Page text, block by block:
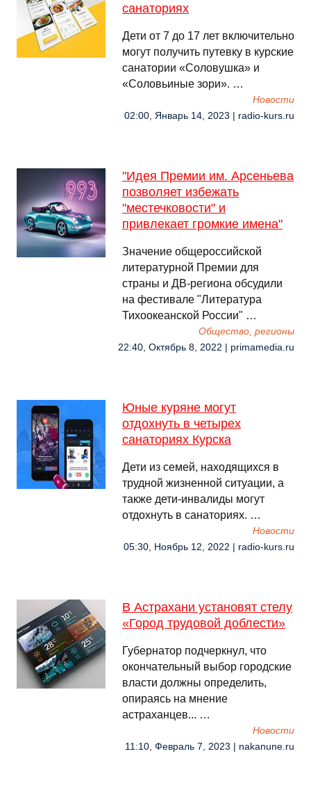
санаториях
Дети от 7 до 17 лет включительно
могут получить путевку в курские
санатории «Соловушка» и
«Соловьиные зори». …
Новости
02:00, Январь 14, 2023 | radio-kurs.ru
"Идея Премии им. Арсеньева
позволяет избежать
"местечковости" и
привлекает громкие имена"
Значение общероссийской
литературной Премии для
страны и ДВ-региона обсудили
на фестивале "Литература
Тихоокеанской России" …
Общество, регионы
22:40, Октябрь 8, 2022 | primamedia.ru
Юные куряне могут
отдохнуть в четырех
санаториях Курска
Дети из семей, находящихся в
трудной жизненной ситуации, а
также дети-инвалиды могут
отдохнуть в санаториях. …
Новости
05:30, Ноябрь 12, 2022 | radio-kurs.ru
В Астрахани установят стелу
«Город трудовой доблести»
Губернатор подчеркнул, что
окончательный выбор городские
власти должны определить,
опираясь на мнение
астраханцев... …
Новости
11:10, Февраль 7, 2023 | nakanune.ru